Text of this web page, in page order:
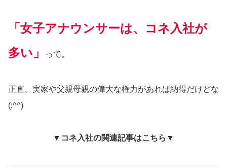
「女子アナウンサーは、コネ入社が
多い」
って。
正直、実家や父親母親の偉大な権力があれば納得だけどな
(;^^)
▼コネ入社の関連記事はこちら▼